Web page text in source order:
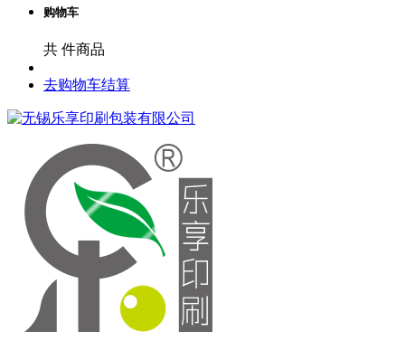
购物车
共 件商品
去购物车结算